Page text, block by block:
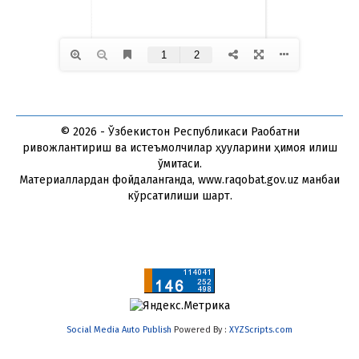
© 2026 - Ўзбекистон Республикаси Рақобатни
ривожлантириш ва истеъмолчилар ҳуқуқларини ҳимоя қилиш
қўмитаси.
Материаллардан фойдаланганда, www.raqobat.gov.uz манбаи
кўрсатилиши шарт.
Social Media Auto Publish Powered By : XYZScripts.com